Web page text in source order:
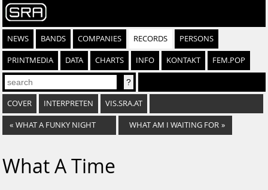
NEWS BANDS COMPANIES RECORDS PERSONS
PRINTMEDIA DATA CHARTS INFO KONTAKT FEM.POP
COVER INTERPRETEN VIS.SRA.AT
« WHAT A FUNKY NIGHT WHAT AM I WAITING FOR »
What A Time